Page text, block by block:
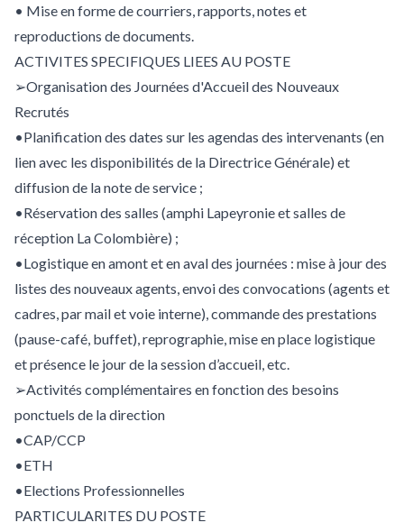
• Mise en forme de courriers, rapports, notes et
reproductions de documents.
ACTIVITES SPECIFIQUES LIEES AU POSTE
➢Organisation des Journées d'Accueil des Nouveaux
Recrutés
•Planification des dates sur les agendas des intervenants (en
lien avec les disponibilités de la Directrice Générale) et
diffusion de la note de service ;
•Réservation des salles (amphi Lapeyronie et salles de
réception La Colombière) ;
•Logistique en amont et en aval des journées : mise à jour des
listes des nouveaux agents, envoi des convocations (agents et
cadres, par mail et voie interne), commande des prestations
(pause-café, buffet), reprographie, mise en place logistique
et présence le jour de la session d’accueil, etc.
➢Activités complémentaires en fonction des besoins
ponctuels de la direction
•CAP/CCP
•ETH
•Elections Professionnelles
PARTICULARITES DU POSTE